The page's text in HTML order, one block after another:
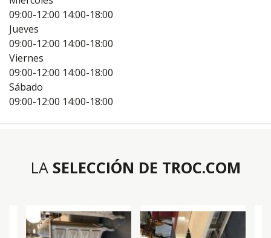
09:00-12:00 14:00-18:00
Jueves
09:00-12:00 14:00-18:00
Viernes
09:00-12:00 14:00-18:00
Sábado
09:00-12:00 14:00-18:00
LA SELECCIÓN DE TROC.COM